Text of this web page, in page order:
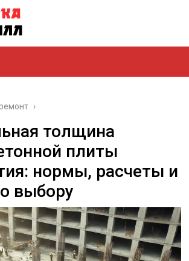
›
толщина
плиты
нормы, расчеты и
выбору